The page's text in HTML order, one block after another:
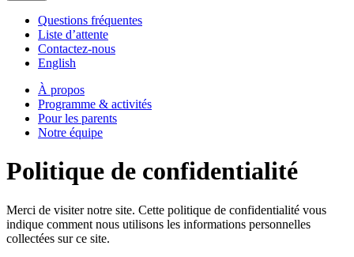
Questions fréquentes
Liste d’attente
Contactez-nous
English
À propos
Programme & activités
Pour les parents
Notre équipe
Politique de confidentialité
Merci de visiter notre site. Cette politique de confidentialité vous
indique comment nous utilisons les informations personnelles
collectées sur ce site.